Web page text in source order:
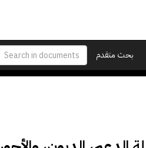
بحث متقدم